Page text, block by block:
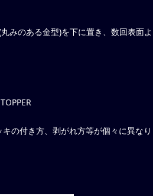
みのある金型)を下に置き、数回表面よ
の付き方、剥がれ方等が個々に異なり